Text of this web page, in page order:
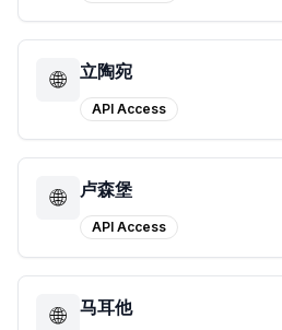
🌐 立陶宛
API Access
🌐 卢森堡
API Access
🌐 马耳他